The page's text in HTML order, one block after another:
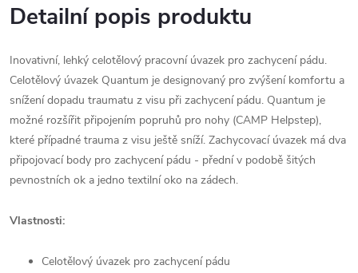
Detailní popis produktu
Inovativní, lehký celotělový pracovní úvazek pro zachycení pádu.
Celotělový úvazek Quantum je designovaný pro zvýšení komfortu a
snížení dopadu traumatu z visu při zachycení pádu. Quantum je
možné rozšířit připojením popruhů pro nohy (CAMP Helpstep),
které případné trauma z visu ještě sníží. Zachycovací úvazek má dva
připojovací body pro zachycení pádu - přední v podobě šitých
pevnostních ok a jedno textilní oko na zádech.
Vlastnosti:
Celotělový úvazek pro zachycení pádu